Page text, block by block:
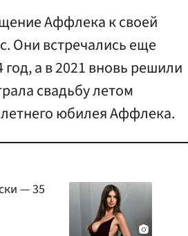
Аффлека к своей
Они встречались еще
год, а в 2021 вновь решили
свадьбу летом
летнего юбилея Аффлека.
— 35